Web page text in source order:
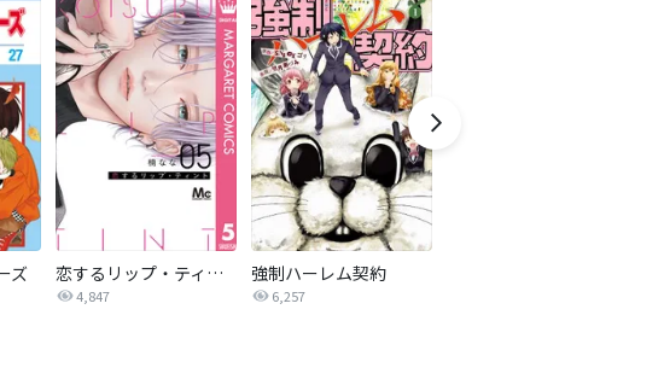
ズ 恋するリップ・ティント
4,847
強制ハーレム契約
6,257